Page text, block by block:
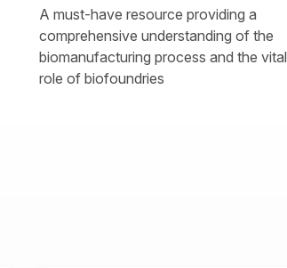
A must-have resource providing a
comprehensive understanding of the
biomanufacturing process and the vital
role of biofoundries